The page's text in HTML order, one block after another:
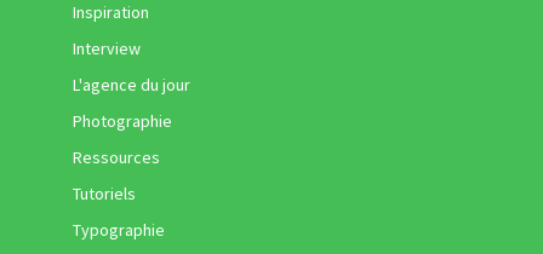
Inspiration
Interview
L'agence du jour
Photographie
Ressources
Tutoriels
Typographie